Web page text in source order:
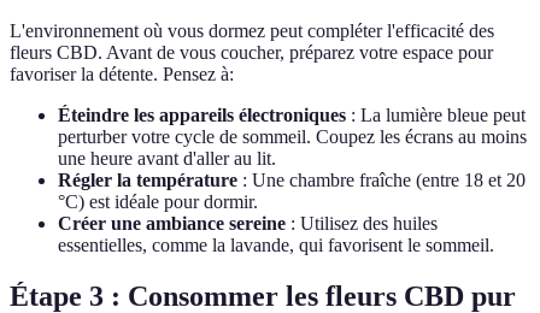
L'environnement où vous dormez peut compléter l'efficacité des
fleurs CBD. Avant de vous coucher, préparez votre espace pour
favoriser la détente. Pensez à:
Éteindre les appareils électroniques : La lumière bleue peut
perturber votre cycle de sommeil. Coupez les écrans au moins
une heure avant d'aller au lit.
Régler la température : Une chambre fraîche (entre 18 et 20
°C) est idéale pour dormir.
Créer une ambiance sereine : Utilisez des huiles
essentielles, comme la lavande, qui favorisent le sommeil.
Étape 3 : Consommer les fleurs CBD pur